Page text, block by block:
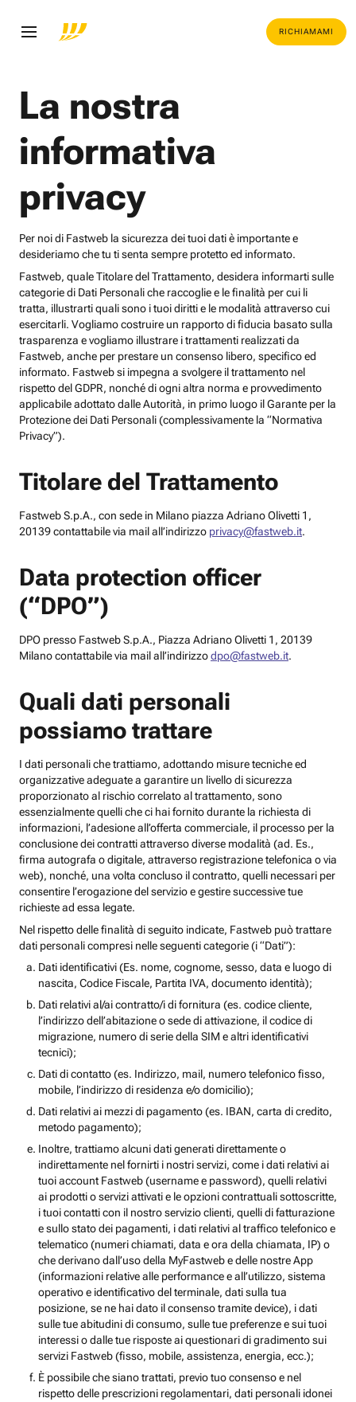
RICHIAMAMI
La nostra
informativa
privacy
Per noi di Fastweb la sicurezza dei tuoi dati è importante e
desideriamo che tu ti senta sempre protetto ed informato.
Fastweb, quale Titolare del Trattamento, desidera informarti sulle
categorie di Dati Personali che raccoglie e le finalità per cui li
tratta, illustrarti quali sono i tuoi diritti e le modalità attraverso cui
esercitarli. Vogliamo costruire un rapporto di fiducia basato sulla
trasparenza e vogliamo illustrare i trattamenti realizzati da
Fastweb, anche per prestare un consenso libero, specifico ed
informato. Fastweb si impegna a svolgere il trattamento nel
rispetto del GDPR, nonché di ogni altra norma e provvedimento
applicabile adottato dalle Autorità, in primo luogo il Garante per la
Protezione dei Dati Personali (complessivamente la “Normativa
Privacy”).
Titolare del Trattamento
Fastweb S.p.A., con sede in Milano piazza Adriano Olivetti 1,
20139 contattabile via mail all’indirizzo privacy@fastweb.it.
Data protection officer
(“DPO”)
DPO presso Fastweb S.p.A., Piazza Adriano Olivetti 1, 20139
Milano contattabile via mail all’indirizzodpo@fastweb.it.
Quali dati personali
possiamo trattare
I dati personali che trattiamo, adottando misure tecniche ed
organizzative adeguate a garantire un livello di sicurezza
proporzionato al rischio correlato al trattamento, sono
essenzialmente quelli che ci hai fornito durante la richiesta di
informazioni, l’adesione all’offerta commerciale, il processo per la
conclusione dei contratti attraverso diverse modalità (ad. Es.,
firma autografa o digitale, attraverso registrazione telefonica o via
web), nonché, una volta concluso il contratto, quelli necessari per
consentire l’erogazione del servizio e gestire successive tue
richieste ad essa legate.
Nel rispetto delle finalità di seguito indicate, Fastweb può trattare
dati personali compresi nelle seguenti categorie (i “Dati”):
Dati identificativi (Es. nome, cognome, sesso, data e luogo di
nascita, Codice Fiscale, Partita IVA, documento identità);
Dati relativi al/ai contratto/i di fornitura (es. codice cliente,
l’indirizzo dell’abitazione o sede di attivazione, il codice di
migrazione, numero di serie della SIM e altri identificativi
tecnici);
Dati di contatto (es. Indirizzo, mail, numero telefonico fisso,
mobile, l’indirizzo di residenza e/o domicilio);
Dati relativi ai mezzi di pagamento (es. IBAN, carta di credito,
metodo pagamento);
Inoltre, trattiamo alcuni dati generati direttamente o
indirettamente nel fornirti i nostri servizi, come i dati relativi ai
tuoi account Fastweb (username e password), quelli relativi
ai prodotti o servizi attivati e le opzioni contrattuali sottoscritte,
i tuoi contatti con il nostro servizio clienti, quelli di fatturazione
e sullo stato dei pagamenti, i dati relativi al traffico telefonico e
telematico (numeri chiamati, data e ora della chiamata, IP) o
che derivano dall’uso della MyFastweb e delle nostre App
(informazioni relative alle performance e all’utilizzo, sistema
operativo e identificativo del terminale, dati sulla tua
posizione, se ne hai dato il consenso tramite device), i dati
sulle tue abitudini di consumo, sulle tue preferenze e sui tuoi
interessi o dalle tue risposte ai questionari di gradimento sui
servizi Fastweb (fisso, mobile, assistenza, energia, ecc.);
È possibile che siano trattati, previo tuo consenso e nel
rispetto delle prescrizioni regolamentari, dati personali idonei